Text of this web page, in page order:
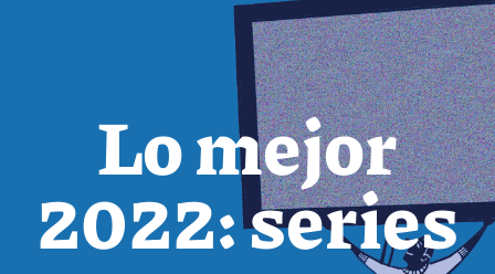
Lo mejor
2022: series